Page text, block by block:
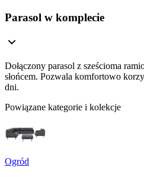
Parasol w komplecie
Dołączony parasol z sześcioma
słońcem. Pozwala komfortowo
dni.
Powiązane kategorie i kolekcje
Ogród